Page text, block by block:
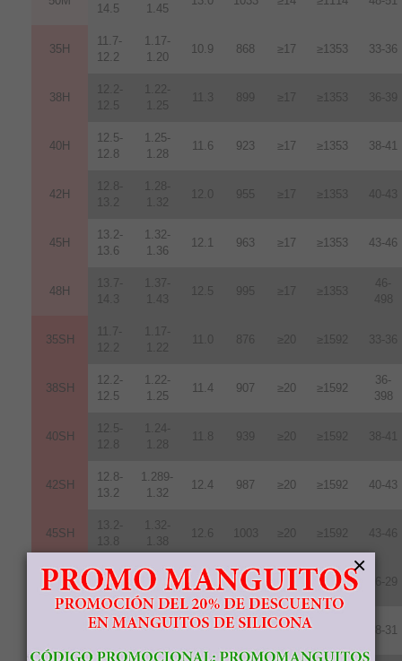
14.5
1.45
35H
11.7-
12.2
1.17-
1.20
10.9 868 ≥17 ≥1353 33-36
38H
12.2-
12.5
1.22-
1.25
11.3 899 ≥17 ≥1353 36-39
40H
12.5-
12.8
1.25-
1.28
11.6 923 ≥17 ≥1353 38-41
42H
12.8-
13.2
1.28-
1.32
12 0 955 ≥17 ≥1353 40-43
45H
13.2-
13.6
1.32-
1.36
12.1 963 ≥17 ≥1353 43-46
48H
13.7-
14.3
1.37-
1.43
12.5 995 ≥17 ≥1353
46-
498
35SH
11.7-
12.2
1.17-
1.22
11.0 876 ≥20 ≥1592 33-36
38SH
12.2-
12.5
1.22-
1.25
11.4 907 ≥20 ≥1592
36-
398
40SH
12.5-
12.8
1.24-
1.28
11.8 939 ≥20 ≥1592 38-41
42SH
12.8-
13.2
1.289-
1.32
12.4 987 ≥20 ≥1592 40-43
45SH
13.2-
13.8
1.32-
1.38
12.6 1003 ≥20 ≥1592 43-46
28UH
10.2-
10.8
1.02-
1.08
9.6 764 ≥25 ≥1990 26-29
10.8-
1.08-
10.2 812 ≥25 28-31
×